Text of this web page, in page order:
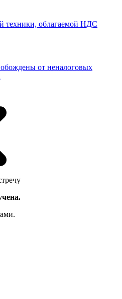
техники, облагаемой НДС
от неналоговых